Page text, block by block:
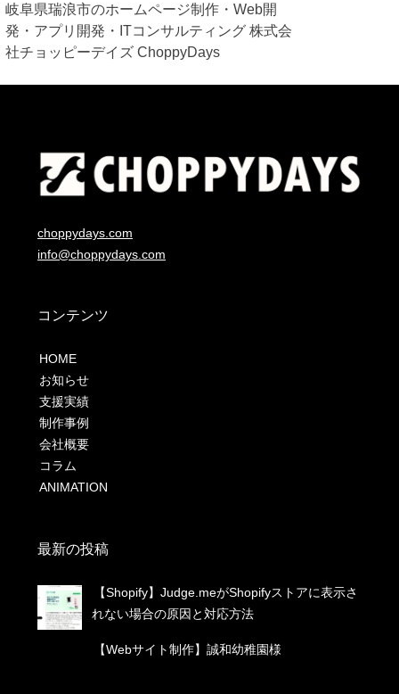
岐阜県瑞浪市のホームページ制作・Web開
発・アプリ開発・ITコンサルティング 株式会
社チョッピーデイズ ChoppyDays
choppydays.com
info@choppydays.com
コンテンツ
HOME
お知らせ
支援実績
制作事例
会社概要
コラム
ANIMATION
最新の投稿
【Shopify】Judge.meがShopifyストアに表示さ
れない場合の原因と対応方法
【Webサイト制作】誠和幼稚園様